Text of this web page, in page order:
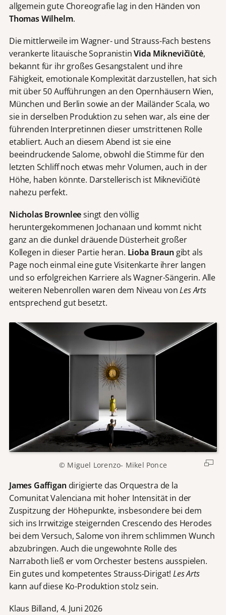
allgemein gute Choreografie lag in den Händen von
Thomas Wilhelm.
Die mittlerweile im Wagner- und Strauss-Fach bestens
verankerte litauische SopranistinVida Miknevičiūtė,
bekannt für ihr großes Gesangstalent und ihre
Fähigkeit, emotionale Komplexität darzustellen, hat sich
mit über 50 Aufführungen an den Opernhäusern Wien,
München und Berlin sowie an der Mailänder Scala, wo
sie in derselben Produktion zu sehen war, als eine der
führenden Interpretinnen dieser umstrittenen Rolle
etabliert. Auch an diesem Abend ist sie eine
beeindruckende Salome, obwohl die Stimme für den
letzten Schliff noch etwas mehr Volumen, auch in der
Höhe, haben könnte. Darstellerisch ist Miknevičiūtė
nahezu perfekt.
Nicholas Brownleesingt den völlig
heruntergekommenen Jochanaan und kommt nicht
ganz an die dunkel dräuende Düsterheit großer
Kollegen in dieser Partie heran. Lioba Braungibt als
Page noch einmal eine gute Visitenkarte ihrer langen
und so erfolgreichen Karriere als Wagner-Sängerin. Alle
weiteren Nebenrollen waren dem Niveau vonLes Arts
entsprechend gut besetzt.
© Miguel Lorenzo- Mikel Ponce
James Gaffigandirigierte das Orquestra de la
Comunitat Valenciana mit hoher Intensität in der
Zuspitzung der Höhepunkte, insbesondere bei dem
sich ins Irrwitzige steigernden Crescendo des Herodes
bei dem Versuch, Salome von ihrem schlimmen Wunch
abzubringen. Auch die ungewohnte Rolle des
Narraboth ließ er vom Orchester bestens ausspielen.
Ein gutes und kompetentes Strauss-Dirigat!Les Arts
kann auf diese Ko-Produktion stolz sein.
Klaus Billand, 4. Juni 2026